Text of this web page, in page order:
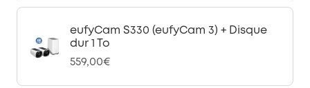
eufyCam S330 (eufyCam 3) + Disque
dur 1 To
559,00€